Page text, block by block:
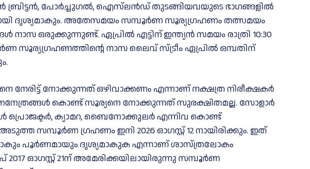
ബ്രിട്ടൻ, പോർച്ചുഗൽ, ഐസ്‌ലൻഡ് തുടങ്ങിയവയുടെ ഭാഗങ്ങളിൽ
ദൃശ്യമാകും. അതേസമയം സമ്പൂര്‍ണ സൂര്യഗ്രഹണം തത്സമയം
ഒരുക്കുന്നുണ്ട്. ഏപ്രില്‍ എട്ടിന് ഇന്ത്യന്‍ സമയം രാത്രി 10:30
സൂര്യഗ്രഹണത്തിന്റെ നാസ ലൈവ് സ്ട്രീം ഏപ്രില്‍ ഒമ്പതിന്
നോക്കുന്നത് ഒഴിവാക്കണം എന്നാണ് നക്ഷത്ര നിരീക്ഷകര്‍
കൊണ്ട് സൂര്യനെ നോക്കുന്നത് സുരക്ഷിതമല്ല. സോളാര്‍
പ്രൊജക്ടര്‍, ക്യാമറ, ബൈനോക്കുലര്‍ എന്നിവ കൊണ്ട്
സമ്പൂര്‍ണ ഗ്രഹണം ഇനി 2026 ഓഗസ്റ്റ് 12 നായിരിക്കും. ഇത്
പൂര്‍ണമായും ദൃശ്യമാകുക എന്നാണ് ശാസ്ത്രലോകം
ഓഗസ്റ്റ് 21ന് അമേരിക്കയിലായിരുന്നു സമ്പൂര്‍ണ